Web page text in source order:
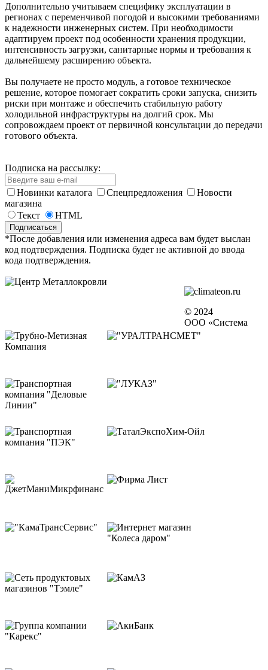
Дополнительно учитываем специфику эксплуатации в
регионах с переменчивой погодой и высокими требованиями
к надежности инженерных систем. При необходимости
адаптируем проект под особенности хранения продукции,
интенсивность загрузки, санитарные нормы и требования к
дальнейшему расширению объекта.
Вы получаете не просто модуль, а готовое техническое
решение, которое помогает сократить сроки запуска, снизить
риски при монтаже и обеспечить стабильную работу
холодильной инфраструктуры на долгий срок. Мы
сопровождаем проект от первичной консультации до передачи
готового объекта.
Подписка на рассылку:
Новинки каталога Спецпредложения
Новости
магазина
Текст
HTML
*После добавления или изменения адреса вам будет выслан
код подтверждения. Подписка будет не активной до ввода
кода подтверждения.
© 2024
ООО «Система